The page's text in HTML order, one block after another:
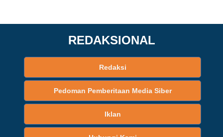
REDAKSIONAL
Redaksi
Pedoman Pemberitaan Media Siber
Iklan